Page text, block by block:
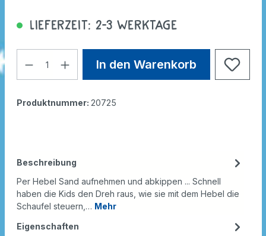
Lieferzeit: 2-3 Werktage
In den Warenkorb
Produktnummer: 20725
Beschreibung
Per Hebel Sand aufnehmen und abkippen ... Schnell
haben die Kids den Dreh raus, wie sie mit dem Hebel die
Schaufel steuern,… Mehr
Eigenschaften